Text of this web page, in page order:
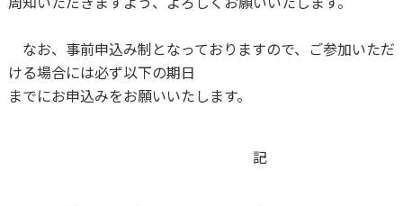
なお、事前申込み制となっておりますので、ご参加いただ
ける場合には必ず以下の期日
までにお申込みをお願いいたします。
記